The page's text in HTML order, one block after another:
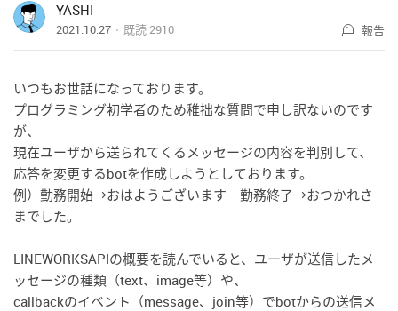
YASHI
2021.10.27 既読2910 報告
いつもお世話になっております。
プログラミング初学者のため稚拙な質問で申し訳ないのです
が、
現在ユーザから送られてくるメッセージの内容を判別して、
応答を変更するbotを作成しようとしております。
例）勤務開始→おはようございます 勤務終了→おつかれさ
までした。
LINEWORKSAPIの概要を読んでいると、ユーザが送信したメ
ッセージの種類（text、image等）や、
callbackのイベント（message、join等）でbotからの送信メ